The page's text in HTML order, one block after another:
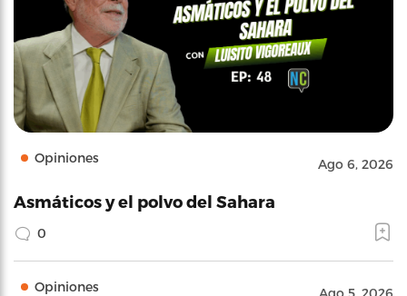
Opiniones Ago 6, 2026
Asmáticos y el polvo del Sahara
0
Opiniones Ago 5, 2026